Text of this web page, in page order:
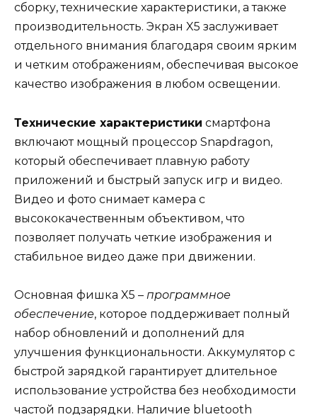
сборку, технические характеристики, а также
производительность. Экран X5 заслуживает
отдельного внимания благодаря своим ярким
и четким отображениям, обеспечивая высокое
качество изображения в любом освещении.
Технические характеристики смартфона
включают мощный процессор Snapdragon,
который обеспечивает плавную работу
приложений и быстрый запуск игр и видео.
Видео и фото снимает камера с
высококачественным объективом, что
позволяет получать четкие изображения и
стабильное видео даже при движении.
Основная фишка X5 – программное
обеспечение, которое поддерживает полный
набор обновлений и дополнений для
улучшения функциональности. Аккумулятор с
быстрой зарядкой гарантирует длительное
использование устройства без необходимости
частой подзарядки. Наличие bluetooth